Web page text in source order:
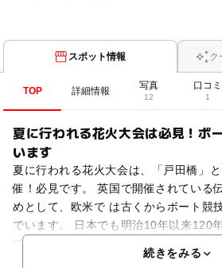
スポット情報 ク
TOP 詳細情報 写真
12
口コミ
1
夏に行われる花火大会は必見！ボ
います
夏に行われる花火大会は、「戸田橋」
催！必見です。 英国で開催されている
めとして、欧米で は古くからボート競
でいます。 日本でも明治10年以来120
で、特に本県は、昭和39年の東京オリン
続きをみる